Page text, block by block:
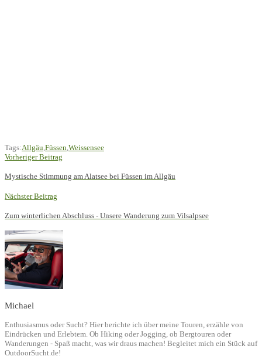
Tags:Allgäu,Füssen,Weissensee
Vorheriger Beitrag
Mystische Stimmung am Alatsee bei Füssen im Allgäu
Nächster Beitrag
Zum winterlichen Abschluss - Unsere Wanderung zum Vilsalpsee
Michael
Enthusiasmus oder Sucht? Hier berichte ich über meine Touren, erzähle von
Eindrücken und Erlebtem. Ob Hiking oder Jogging, ob Bergtouren oder
Wanderungen - Spaß macht, was wir draus machen! Begleitet mich ein Stück auf
OutdoorSucht.de!